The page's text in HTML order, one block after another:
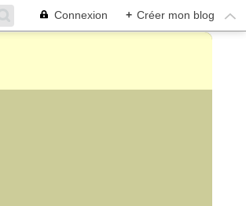
Connexion + Créer mon blog